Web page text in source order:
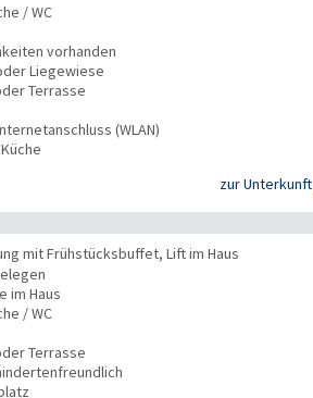
/ WC
vorhanden
Liegewiese
Terrasse
(WLAN)
zur Unterkunft
mit Frühstücksbuffet, Lift im Haus
im Haus
/ WC
Terrasse